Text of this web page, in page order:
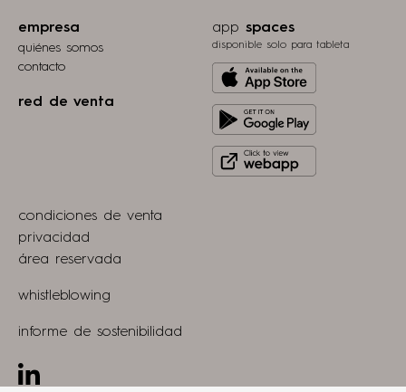
empresa
quiénes somos
contacto
red de venta
app spaces
disponible solo para tableta
from
store
it
Play
to
condiciones de venta
privacidad
área reservada
whistleblowing
informe de sostenibilidad
Linkedin